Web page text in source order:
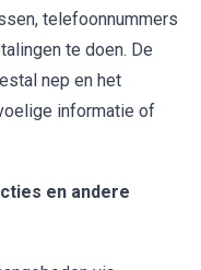
telefoonnummers
te doen. De
nep en het
informatie of
en andere